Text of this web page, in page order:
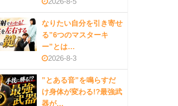
なりたい自分を引き寄せ
る”6つのマスターキ
ー”とは…
2026-8-3
”とある音”を鳴らすだ
け身体が変わる!?最強武
器が…